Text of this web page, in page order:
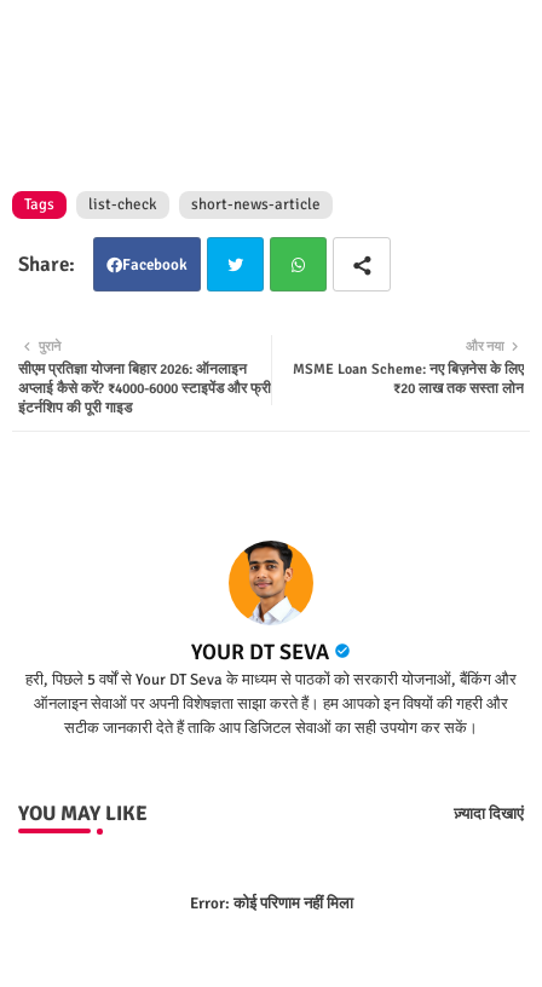
Tags list-check short-news-article
Facebook
ter tsap
और नया
MSME Loan Scheme: नए बिज़नेस के लिए
₹20 लाख तक सस्ता लोन
पुराने
सीएम प्रतिज्ञा योजना बिहार 2026: ऑनलाइन
अप्लाई कैसे करें? ₹4000-6000 स्टाइपेंड और फ्री
इंटर्नशिप की पूरी गाइड
YOUR DT SEVA
हरी, पिछले 5 वर्षों से Your DT Seva के माध्यम से पाठकों को सरकारी योजनाओं, बैंकिंग और
ऑनलाइन सेवाओं पर अपनी विशेषज्ञता साझा करते हैं। हम आपको इन विषयों की गहरी और
सटीक जानकारी देते हैं ताकि आप डिजिटल सेवाओं का सही उपयोग कर सकें।
YOU MAY LIKE ज़्यादा दिखाएं
Error:कोई परिणाम नहीं मिला